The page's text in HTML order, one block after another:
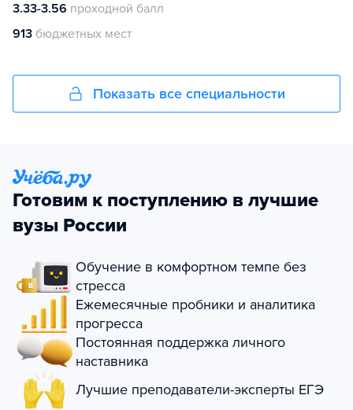
3.33-3.56 проходной балл
913 бюджетных мест
Показать все специальности
Готовим к поступлению в лучшие
вузы России
Обучение в комфортном темпе без
стресса
Ежемесячные пробники и аналитика
прогресса
Постоянная поддержка личного
наставника
Лучшие преподаватели-эксперты ЕГЭ